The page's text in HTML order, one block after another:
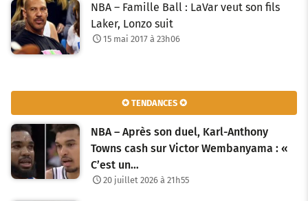
NBA – Famille Ball : LaVar veut son fils
Laker, Lonzo suit
15 mai 2017 à 23h06
✪ TENDANCES ✪
NBA – Après son duel, Karl-Anthony
Towns cash sur Victor Wembanyama : «
C’est un…
20 juillet 2026 à 21h55